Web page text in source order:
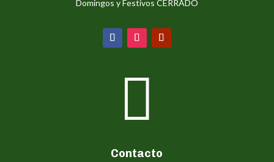
Domingos y Festivos CERRADO

Contacto